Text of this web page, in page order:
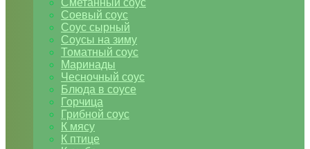
Сметанный соус
Соевый соус
Соус сырный
Соусы на зиму
Томатный соус
Маринады
Чесночный соус
Блюда в соусе
Горчица
Грибной соус
К мясу
К птице